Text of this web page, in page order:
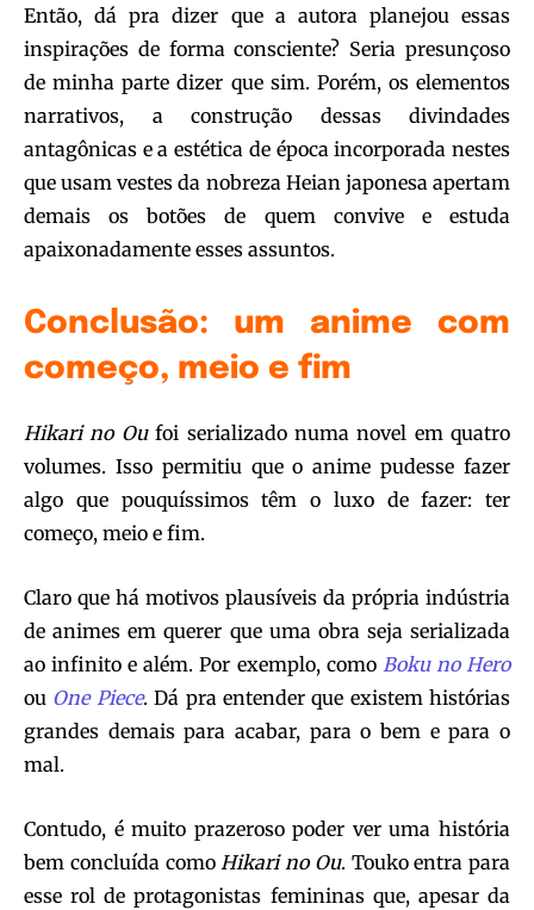
Então, dá pra dizer que a autora planejou essas
inspirações de forma consciente? Seria presunçoso
de minha parte dizer que sim. Porém, os elementos
narrativos, a construção dessas divindades
antagônicas e a estética de época incorporada nestes
que usam vestes da nobreza Heian japonesa apertam
demais os botões de quem convive e estuda
apaixonadamente esses assuntos.
Conclusão: um anime com
começo, meio e fim
Hikari no Oufoi serializado numa novel em quatro
volumes. Isso permitiu que o anime pudesse fazer
algo que pouquíssimos têm o luxo de fazer: ter
começo, meio e fim.
Claro que há motivos plausíveis da própria indústria
de animes em querer que uma obra seja serializada
ao infinito e além. Por exemplo, como Boku no Hero
ou One Piece. Dá pra entender que existem histórias
grandes demais para acabar, para o bem e para o
mal.
Contudo, é muito prazeroso poder ver uma história
bem concluída comoHikari no Ou. Touko entra para
esse rol de protagonistas femininas que, apesar da